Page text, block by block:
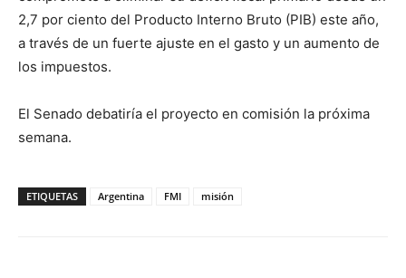
2,7 por ciento del Producto Interno Bruto (PIB) este año,
a través de un fuerte ajuste en el gasto y un aumento de
los impuestos.
El Senado debatiría el proyecto en comisión la próxima
semana.
ETIQUETAS Argentina FMI misión